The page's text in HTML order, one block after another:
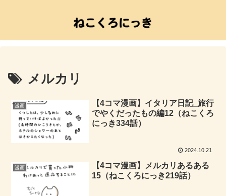
メルカリ
漫画
【4コマ漫画】イタリア日記_旅行
でやくだったもの編12（ねこくろ
にっき334話）
2024.10.21
漫画
【4コマ漫画】メルカリあるある
15（ねこくろにっき219話）